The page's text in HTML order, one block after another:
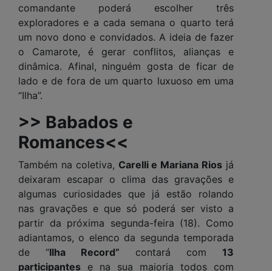
comandante poderá escolher três
exploradores e a cada semana o quarto terá
um novo dono e convidados. A ideia de fazer
o Camarote, é gerar conflitos, alianças e
dinâmica. Afinal, ninguém gosta de ficar de
lado e de fora de um quarto luxuoso em uma
“Ilha”.
>> Babados e
Romances<<
Também na coletiva, Carelli e Mariana Rios já
deixaram escapar o clima das gravações e
algumas curiosidades que já estão rolando
nas gravações e que só poderá ser visto a
partir da próxima segunda-feira (18). Como
adiantamos, o elenco da segunda temporada
de “Ilha Record” contará com 13
participantes e na sua maioria todos com